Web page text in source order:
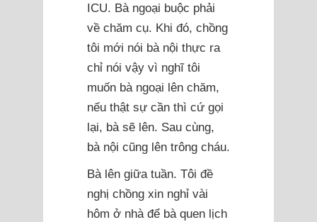
ICU. Bà ngoại buộc phải
về chăm cụ. Khi đó, chồng
tôi mới nói bà nội thực ra
chỉ nói vậy vì nghĩ tôi
muốn bà ngoại lên chăm,
nếu thật sự cần thì cứ gọi
lại, bà sẽ lên. Sau cùng,
bà nội cũng lên trông cháu.
Bà lên giữa tuần. Tôi đề
nghị chồng xin nghỉ vài
hôm ở nhà để bà quen lịch